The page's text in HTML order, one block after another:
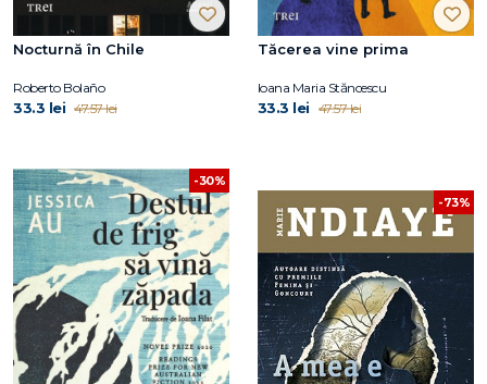
Nocturnă în Chile
Roberto Bolaño
33.3 lei 47.57 lei
Tăcerea vine prima
Ioana Maria Stăncescu
33.3 lei 47.57 lei
-30%
-73%